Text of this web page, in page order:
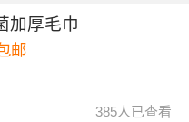
加厚毛巾
邮
385人已查看